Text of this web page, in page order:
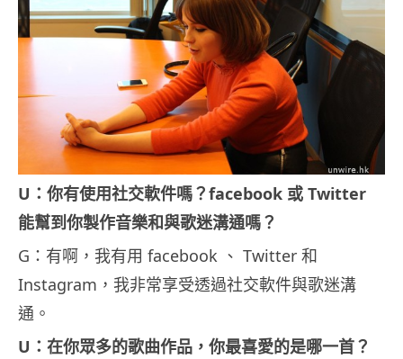
U：你有使用社交軟件嗎？facebook 或 Twitter
能幫到你製作音樂和與歌迷溝通嗎？
G：有啊，我有用 facebook 、 Twitter 和
Instagram，我非常享受透過社交軟件與歌迷溝
通。
U：在你眾多的歌曲作品，你最喜愛的是哪一首？